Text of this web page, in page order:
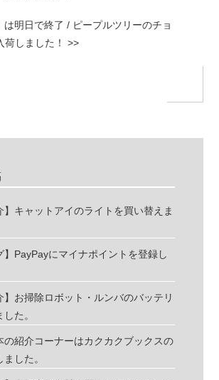
は明日で終了 / ピープルツリーのチョ
荷しました！ >>
】キャットアイのライトを買い替えま
】PayPayにマイナポイントを登録し
】お掃除ロボット・ルンバのバッテリ
た。
の紹介コーナーはカクカクブックスの
した。